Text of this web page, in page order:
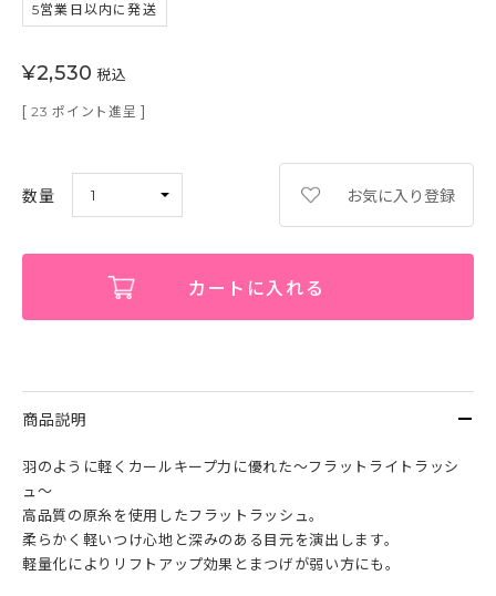
5営業日以内に発送
¥2,530 税込
[ 23 ポイント進呈 ]
お気に入り登録
カートに入れる
商品説明
羽のように軽くカールキープ力に優れた～フラットライトラッシ
ュ～
高品質の原糸を使用したフラットラッシュ。
柔らかく軽いつけ心地と深みのある目元を演出します。
軽量化によりリフトアップ効果とまつげが弱い方にも。